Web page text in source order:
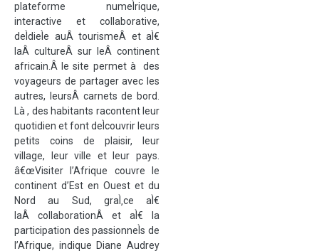
plateforme numeÌrique,
interactive et collaborative,
deÌdieÌe auÂ tourismeÂ et aÌ€
laÂ cultureÂ sur leÂ continent
africain.Â le site permet à des
voyageurs de partager avec les
autres, leursÂ carnets de bord.
Là , des habitants racontent leur
quotidien et font deÌcouvrir leurs
petits coins de plaisir, leur
village, leur ville et leur pays.
â€œVisiter l’Afrique couvre le
continent d’Est en Ouest et du
Nord au Sud, graÌ‚ce aÌ€
laÂ collaborationÂ et aÌ€ la
participation des passionneÌs de
l’Afrique, indique Diane Audrey